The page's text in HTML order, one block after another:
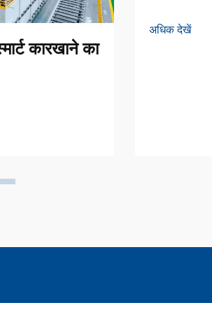
कारखाने का
अधिक देखें